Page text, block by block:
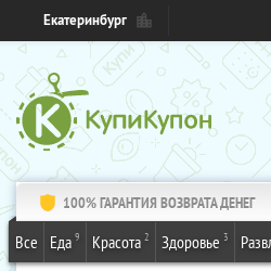
Екатеринбург
100% ГАРАНТИЯ ВОЗВРАТА ДЕНЕГ
Все Еда 9 Красота 2 Здоровье 3